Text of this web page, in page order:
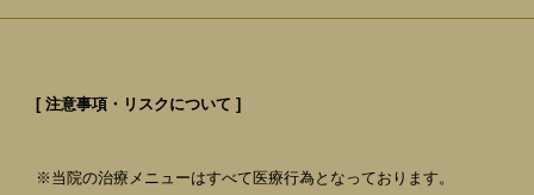
[ 注意事項・リスクについて ]
※当院の治療メニューはすべて医療行為となっております。